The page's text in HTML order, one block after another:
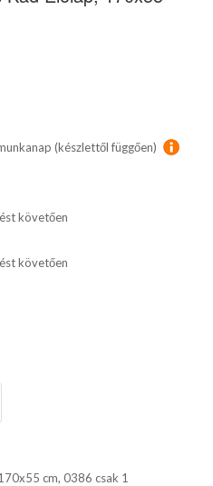
(készlettől függően)
követően
követően
cm, 0386 csak 1